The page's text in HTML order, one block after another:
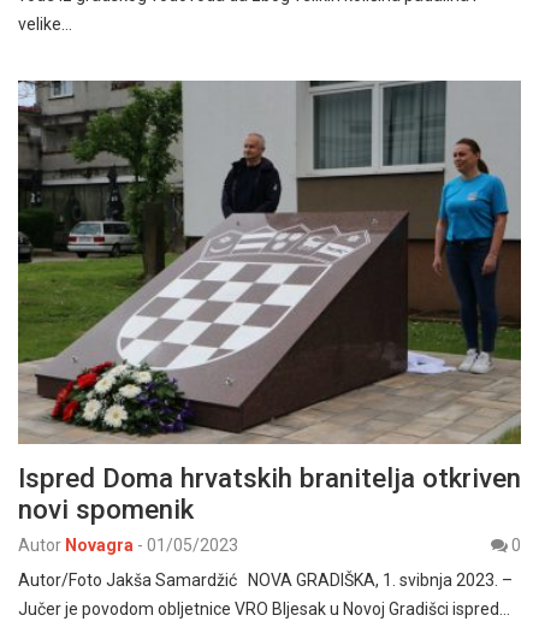
velike…
Ispred Doma hrvatskih branitelja otkriven
novi spomenik
Autor Novagra - 01/05/2023
0
Autor/Foto Jakša Samardžić NOVA GRADIŠKA, 1. svibnja 2023. –
Jučer je povodom obljetnice VRO Bljesak u Novoj Gradišci ispred…